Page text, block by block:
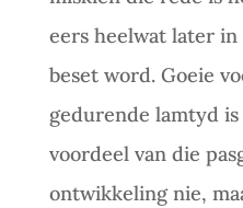
eers heelwat later
beset word. Goeie
gedurende lamtyd
voordeel van die
ontwikkeling nie,